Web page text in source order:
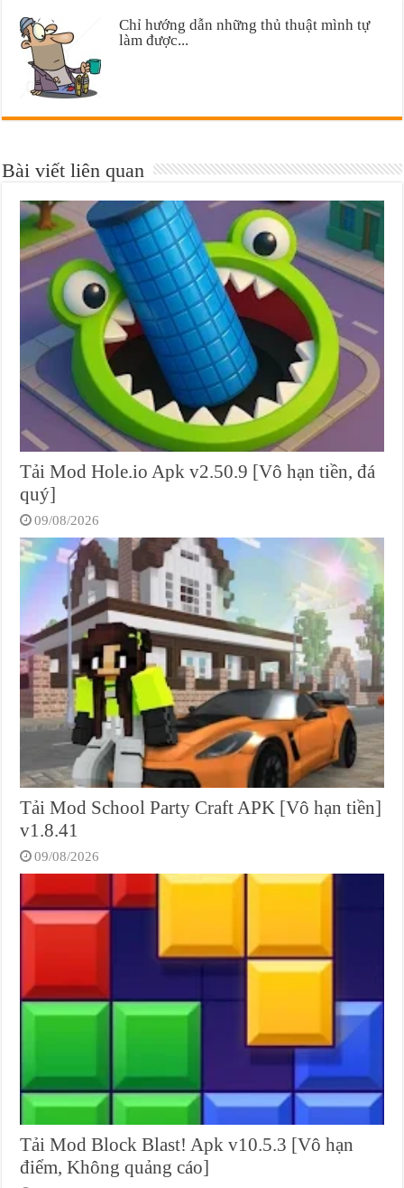
Chỉ hướng dẫn những thủ thuật mình tự
làm được...
Bài viết liên quan
Tải Mod Hole.io Apk v2.50.9 [Vô hạn tiền, đá
quý]
09/08/2026
Tải Mod School Party Craft APK [Vô hạn tiền]
v1.8.41
09/08/2026
Tải Mod Block Blast! Apk v10.5.3 [Vô hạn
điểm, Không quảng cáo]